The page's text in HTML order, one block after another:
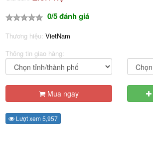
0/5 đánh giá
Thương hiệu: VietNam
Thông tin giao hàng:
Mua ngay
Lượt xem 5,957